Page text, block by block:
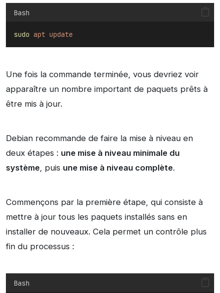
Bash
sudo apt update
Une fois la commande terminée, vous devriez voir
apparaître un nombre important de paquets prêts à
être mis à jour.
Debian recommande de faire la mise à niveau en
deux étapes : une mise à niveau minimale du
système, puis une mise à niveau complète.
Commençons par la première étape, qui consiste à
mettre à jour tous les paquets installés sans en
installer de nouveaux. Cela permet un contrôle plus
fin du processus :
Bash